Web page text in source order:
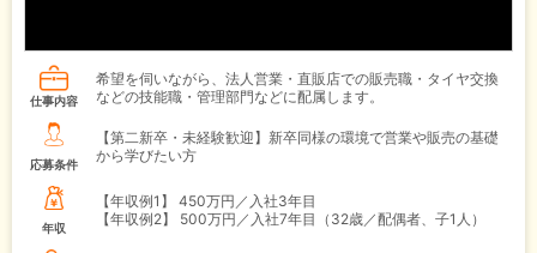
仕事内容
希望を伺いながら、法人営業・直販店での販売職・タイヤ交換
などの技能職・管理部門などに配属します。
応募条件
【第二新卒・未経験歓迎】新卒同様の環境で営業や販売の基礎
から学びたい方
年収
【年収例1】
450万円／入社3年目
【年収例2】
500万円／入社7年目（32歳／配偶者、子1人）